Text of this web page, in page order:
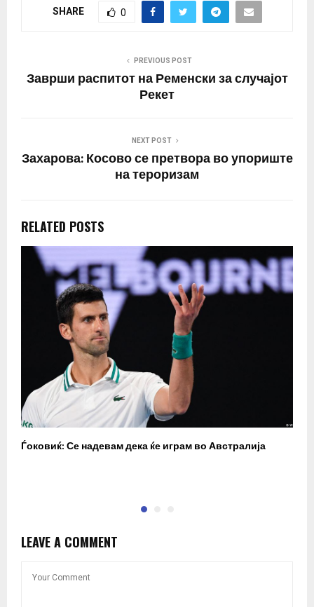
SHARE 0
PREVIOUS POST
Заврши распитот на Ременски за случајот
Рекет
NEXT POST
Захарова: Косово се претвора во упориште
на тероризам
RELATED POSTS
Ѓоковиќ: Се надевам дека ќе играм во Австралија
LEAVE A COMMENT